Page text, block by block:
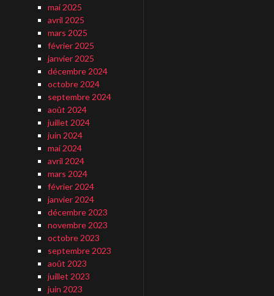
mai 2025
avril 2025
mars 2025
février 2025
janvier 2025
décembre 2024
octobre 2024
septembre 2024
août 2024
juillet 2024
juin 2024
mai 2024
avril 2024
mars 2024
février 2024
janvier 2024
décembre 2023
novembre 2023
octobre 2023
septembre 2023
août 2023
juillet 2023
juin 2023